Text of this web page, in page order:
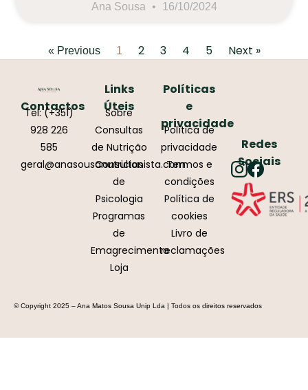
Ana Sousa 16/10/2024
« Previous 1 2 3 4 5 Next »
Contactos
Tel: (+351)
928 226
585
geral@anasousanutricionista.com
Links
Úteis
Sobre
Consultas
de Nutrição
Consultas
de
Psicologia
Programas
de
Emagrecimento
Loja
Políticas
e
privacidade
Política de
privacidade
Termos e
condições
Política de
cookies
Livro de
reclamações
Redes
Sociais
© Copyright 2025 – Ana Matos Sousa Unip Lda | Todos os direitos reservados